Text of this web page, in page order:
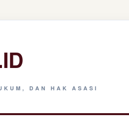
DAN HAK ASASI